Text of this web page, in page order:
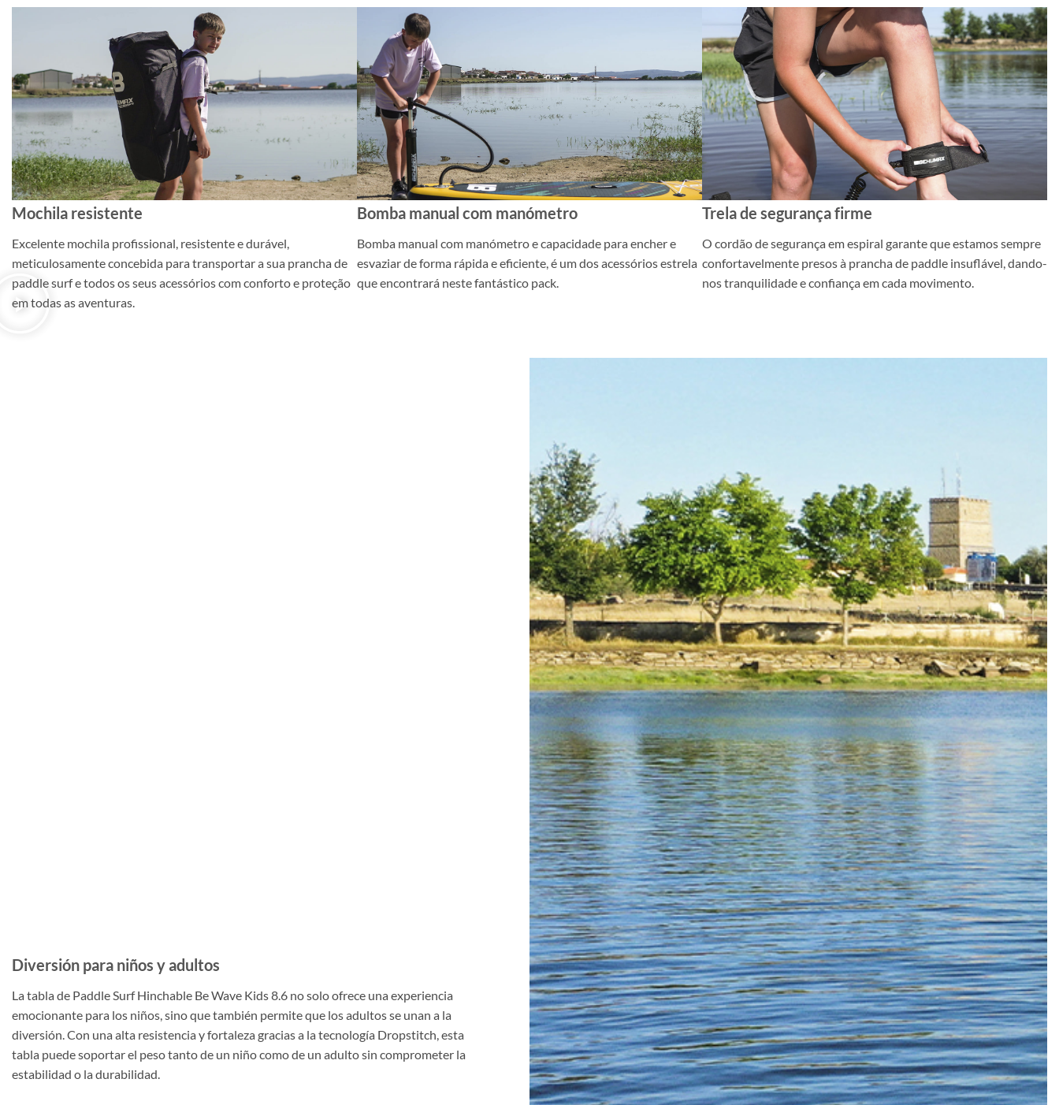
Mochila resistente
Excelente mochila profissional, resistente e durável,
meticulosamente concebida para transportar a sua prancha de
paddle surf e todos os seus acessórios com conforto e proteção
em todas as aventuras.
Bomba manual com manómetro
Bomba manual com manómetro e capacidade para encher e
esvaziar de forma rápida e eficiente, é um dos acessórios estrela
que encontrará neste fantástico pack.
Trela de segurança firme
O cordão de segurança em espiral garante que estamos sempre
confortavelmente presos à prancha de paddle insuflável, dando-
nos tranquilidade e confiança em cada movimento.
Diversión para niños y adultos
La tabla de Paddle Surf Hinchable Be Wave Kids 8.6 no solo ofrece una experiencia
emocionante para los niños, sino que también permite que los adultos se unan a la
diversión. Con una alta resistencia y fortaleza gracias a la tecnología Dropstitch, esta
tabla puede soportar el peso tanto de un niño como de un adulto sin comprometer la
estabilidad o la durabilidad.